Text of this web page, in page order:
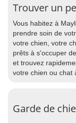
Trouver un
Vous habitez à
prendre soin de
votre chien, votre
prêts à s'occuper
et trouvez
votre chien ou chat
Garde de